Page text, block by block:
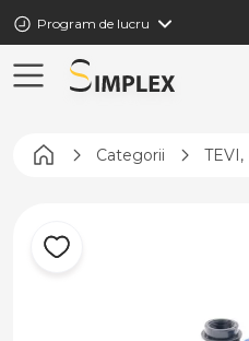
Program de lucru
Pagina principală
Categorii